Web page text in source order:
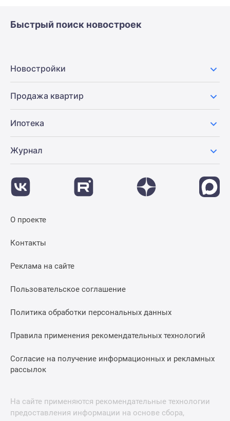
Быстрый поиск новостроек
Новостройки
Продажа квартир
Ипотека
Журнал
О проекте
Контакты
Реклама на сайте
Пользовательское соглашение
Политика обработки персональных данных
Правила применения рекомендательных технологий
Согласие на получение информационных и рекламных
рассылок
На сайте применяются рекомендательные технологии
предоставления информации на основе сбора,